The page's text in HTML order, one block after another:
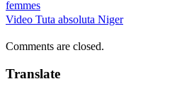
Video Tuta absoluta Niger
Comments are closed.
Translate